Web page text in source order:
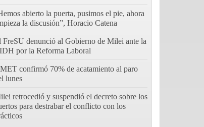
abierto la puerta, pusimos el pie, ahora
la discusión”, Horacio Catena
FreSU denunció al Gobierno de Milei ante la
por la Reforma Laboral
confirmó 70% de acatamiento al paro
lunes
retrocedió y suspendió el decreto sobre los
para destrabar el conflicto con los